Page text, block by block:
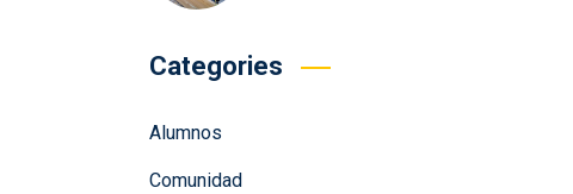
Categories
Alumnos
Comunidad